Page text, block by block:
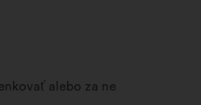
alebo za ne